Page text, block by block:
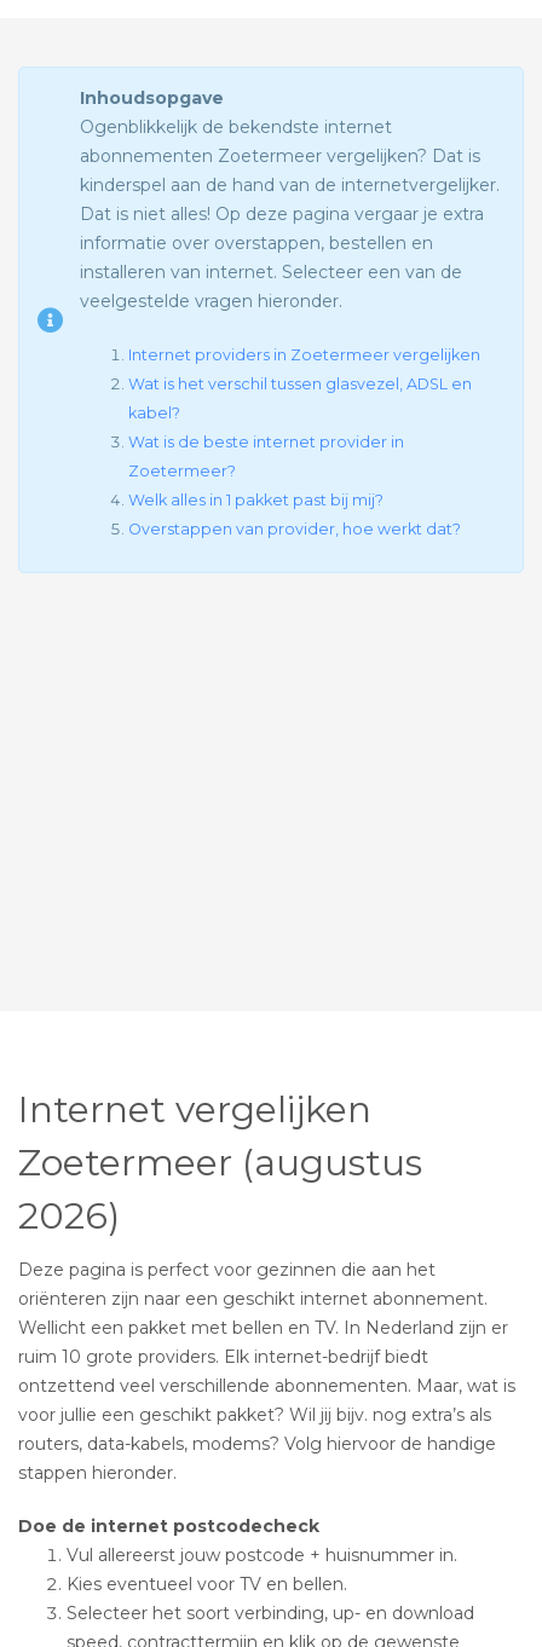
Inhoudsopgave
Ogenblikkelijk de bekendste internet
abonnementen Zoetermeer vergelijken? Dat is
kinderspel aan de hand van de internetvergelijker.
Dat is niet alles! Op deze pagina vergaar je extra
informatie over overstappen, bestellen en
installeren van internet. Selecteer een van de
veelgestelde vragen hieronder.
Internet providers in Zoetermeer vergelijken
Wat is het verschil tussen glasvezel, ADSL en
kabel?
Wat is de beste internet provider in
Zoetermeer?
Welk alles in 1 pakket past bij mij?
Overstappen van provider, hoe werkt dat?
Internet vergelijken
Zoetermeer (augustus
2026)
Deze pagina is perfect voor gezinnen die aan het
oriënteren zijn naar een geschikt internet abonnement.
Wellicht een pakket met bellen en TV. In Nederland zijn er
ruim 10 grote providers. Elk internet-bedrijf biedt
ontzettend veel verschillende abonnementen. Maar, wat is
voor jullie een geschikt pakket? Wil jij bijv. nog extra’s als
routers, data-kabels, modems? Volg hiervoor de handige
stappen hieronder.
Doe de internet postcodecheck
Vul allereerst jouw postcode + huisnummer in.
Kies eventueel voor TV en bellen.
Selecteer het soort verbinding, up- en download
speed, contracttermijn en klik op de gewenste